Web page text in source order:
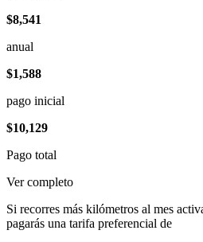
$8,541
anual
$1,588
pago inicial
$10,129
Pago total
Ver completo
Si recorres más kilómetros al mes
pagarás una tarifa preferencial de